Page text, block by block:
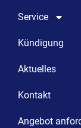
Service
Kündigung
Aktuelles
Kontakt
Angebot